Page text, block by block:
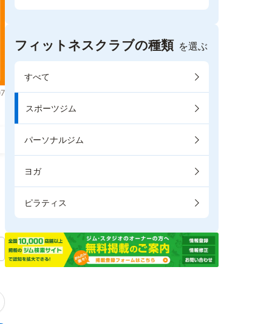
フィットネスクラブの種類 を選ぶ
すべて
スポーツジム
パーソナルジム
ヨガ
ピラティス